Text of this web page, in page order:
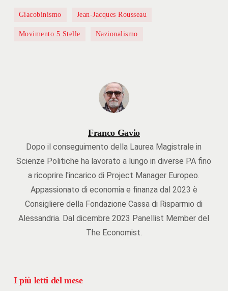
Giacobinismo Jean-Jacques Rousseau
Movimento 5 Stelle Nazionalismo
Franco Gavio
Dopo il conseguimento della Laurea Magistrale in
Scienze Politiche ha lavorato a lungo in diverse PA fino
a ricoprire l'incarico di Project Manager Europeo.
Appassionato di economia e finanza dal 2023 è
Consigliere della Fondazione Cassa di Risparmio di
Alessandria. Dal dicembre 2023 Panellist Member del
The Economist.
I più letti del mese